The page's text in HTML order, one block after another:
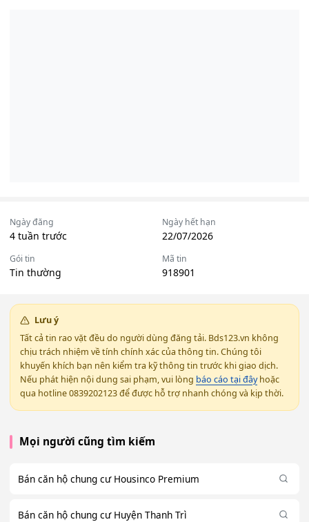
Ngày đăng
4 tuần trước
Ngày hết hạn
22/07/2026
Gói tin
Tin thường
Mã tin
918901
Lưu ý
Tất cả tin rao vặt đều do người dùng đăng tải. Bds123.vn không
chịu trách nhiệm về tính chính xác của thông tin. Chúng tôi
khuyến khích bạn nên kiểm tra kỹ thông tin trước khi giao dịch.
Nếu phát hiện nội dung sai phạm, vui lòng báo cáo tại đâyhoặc
qua hotline 0839202123 để được hỗ trợ nhanh chóng và kịp thời.
Mọi người cũng tìm kiếm
Bán căn hộ chung cư Housinco Premium
Bán căn hộ chung cư Huyện Thanh Trì